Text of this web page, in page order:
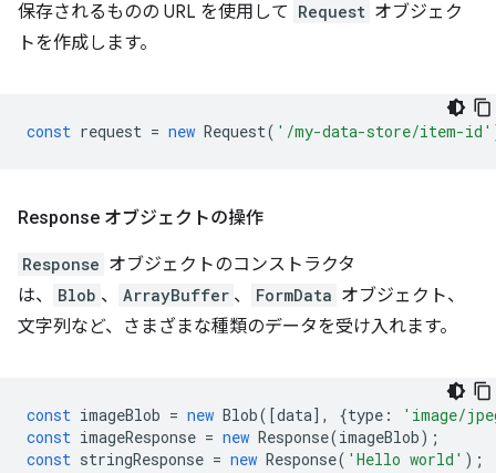
保存されるものの URL を使用して Request オブジェク
トを作成します。
const request = new Request( '/my-data-store/item-id'
Response オブジェクトの操作
Response オブジェクトのコンストラクタ
は、
Blob 、 ArrayBuffer 、 FormData オブジェクト、
文字列など、さまざまな種類のデータを受け入れます。
const imageBlob = new Blob([data], {type :
'image/
const imageResponse = new Response(imageBlob);
const stringResponse = new Response( 'Hello world' );